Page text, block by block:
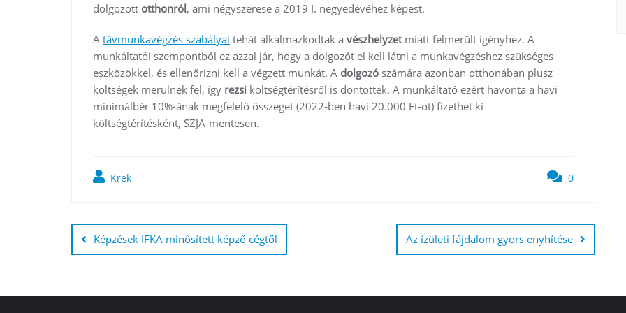
dolgozott otthonról, ami négyszerese a 2019 I. negyedévéhez képest.
A távmunkavégzés szabályai tehát alkalmazkodtak a vészhelyzet miatt felmerült igényhez. A
munkáltatói szempontból ez azzal jár, hogy a dolgozót el kell látni a munkavégzéshez szükséges
eszközökkel, és ellenőrizni kell a végzett munkát. A dolgozó számára azonban otthonában plusz
költségek merülnek fel, így rezsi költségtérítésről is döntöttek. A munkáltató ezért havonta a havi
minimálbér 10%-ának megfelelő összeget (2022-ben havi 20.000 Ft-ot) fizethet ki
költségtérítésként, SZJA-mentesen.
Krek 0
Bejegyzés
navigáció
Képzések IFKA minősített képző cégtől Az ízületi fájdalom gyors enyhítése